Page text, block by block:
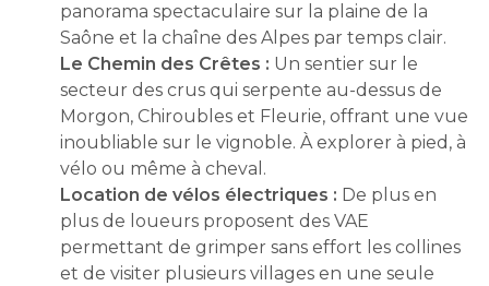
panorama spectaculaire sur la plaine de la
Saône et la chaîne des Alpes par temps clair.
Le Chemin des Crêtes : Un sentier sur le
secteur des crus qui serpente au-dessus de
Morgon, Chiroubles et Fleurie, offrant une vue
inoubliable sur le vignoble. À explorer à pied, à
vélo ou même à cheval.
Location de vélos électriques : De plus en
plus de loueurs proposent des VAE
permettant de grimper sans effort les collines
et de visiter plusieurs villages en une seule